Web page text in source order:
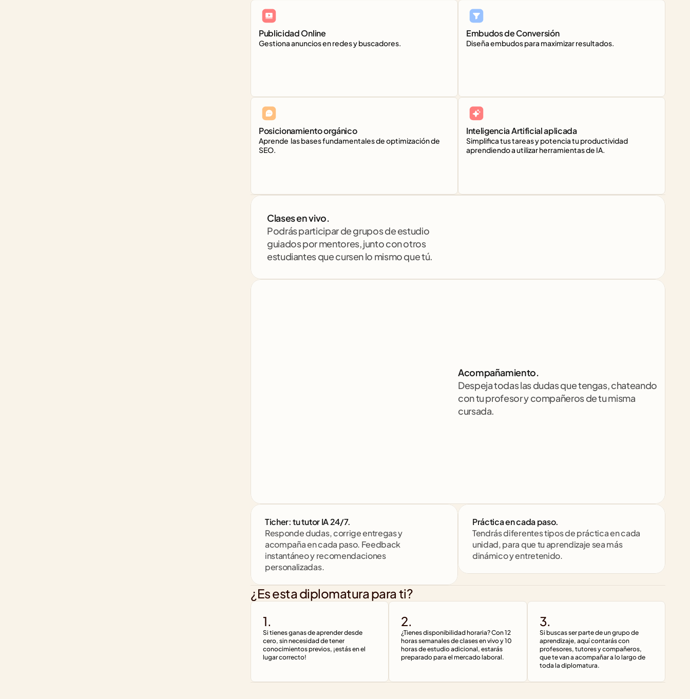
Publicidad Online
Gestiona anuncios en redes y buscadores.
Embudos de Conversión
Diseña embudos para maximizar resultados.
Posicionamiento orgánico
Aprende  las bases fundamentales de optimización de
Inteligencia Artificial aplicada
Simplifica tus tareas y potencia tu productividad
aprendiendo a utilizar herramientas de IA.
Clases en vivo.
Podrás participar de grupos de estudio
guiados por mentores, junto con otros
estudiantes que cursen lo mismo que tú.
Acompañamiento.
Despeja todas las dudas que tengas, chateando
con tu profesor y compañeros de tu misma
cursada.
Ticher: tu tutor IA 24/7.
Responde dudas, corrige entregas y
acompaña en cada paso. Feedback
instantáneo y recomendaciones
personalizadas.
Práctica en cada paso.
Tendrás diferentes tipos de práctica en cada
unidad, para que tu aprendizaje sea más
dinámico y entretenido.
¿Es esta diplomatura para ti?
1.
Si tienes ganas de aprender desde
cero, sin necesidad de tener
conocimientos previos, ¡estás en el
lugar correcto!
2.
¿Tienes disponibilidad horaria? Con 12
horas semanales de clases en vivo y 10
horas de estudio adicional, estarás
preparado para el mercado laboral.
3.
Si buscas ser parte de un grupo de
aprendizaje, aquí contarás con
profesores, tutores y compañeros,
que te van a acompañar a lo largo de
toda la diplomatura.